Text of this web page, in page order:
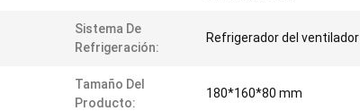
Sistema De
Refrigeración:
Refrigerador del ventilador
Tamaño Del
Producto:
180*160*80 mm